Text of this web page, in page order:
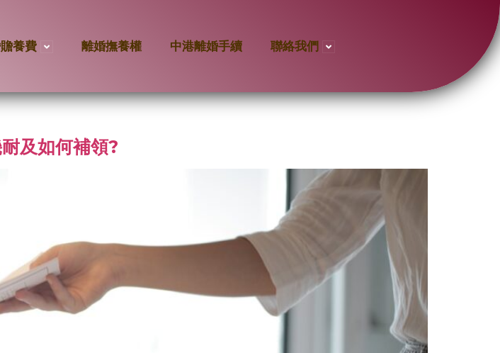
養費 離婚撫養權 中港離婚手續 聯絡我們
及如何補領?